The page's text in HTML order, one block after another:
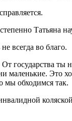
Татьяна
всегда во благо.
государства ты
маленькие.
мы обходимся так.